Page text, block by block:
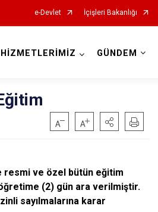
e-Devlet İçişleri Bakanlığı
HİZMETLERİMİZ GÜNDEM
resmi ve özel bütün eğitim
öğretime (2) gün ara verilmiştir.
sayılmalarına karar